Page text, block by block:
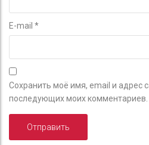
E-mail *
Сохранить моё имя, email и адрес
последующих моих комментариев.